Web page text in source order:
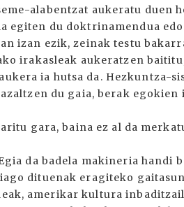
alabentzat aukeratu duen
egiten du doktrinamendua
izan ezik, zeinak testu
irakasleak aukeratzen
ia hutsa da. Hezkuntza-
du gaia, berak
gara, baina ez al da
da badela makineria handi
dituenak eragiteko
amerikar kultura